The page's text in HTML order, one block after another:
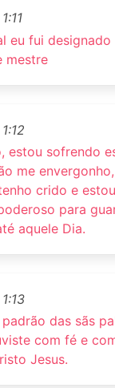
eu fui designado
mestre
estou sofrendo
me
crido e
para
aquele Dia.
das sãs
com fé e
Jesus.